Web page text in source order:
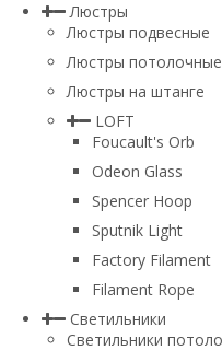
Люстры
Люстры подвесные
Люстры потолочные
Люстры на штанге
LOFT
Foucault's Orb
Odeon Glass
Spencer Hoop
Sputnik Light
Factory Filament
Filament Rope
Светильники
Светильники